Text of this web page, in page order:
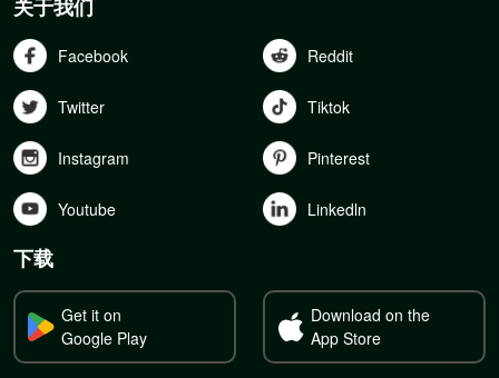
关于我们
Facebook Reddit
Twitter Tiktok
Instagram Pinterest
Youtube Linkedln
下载
Get it on
Google Play
Download on the
App Store